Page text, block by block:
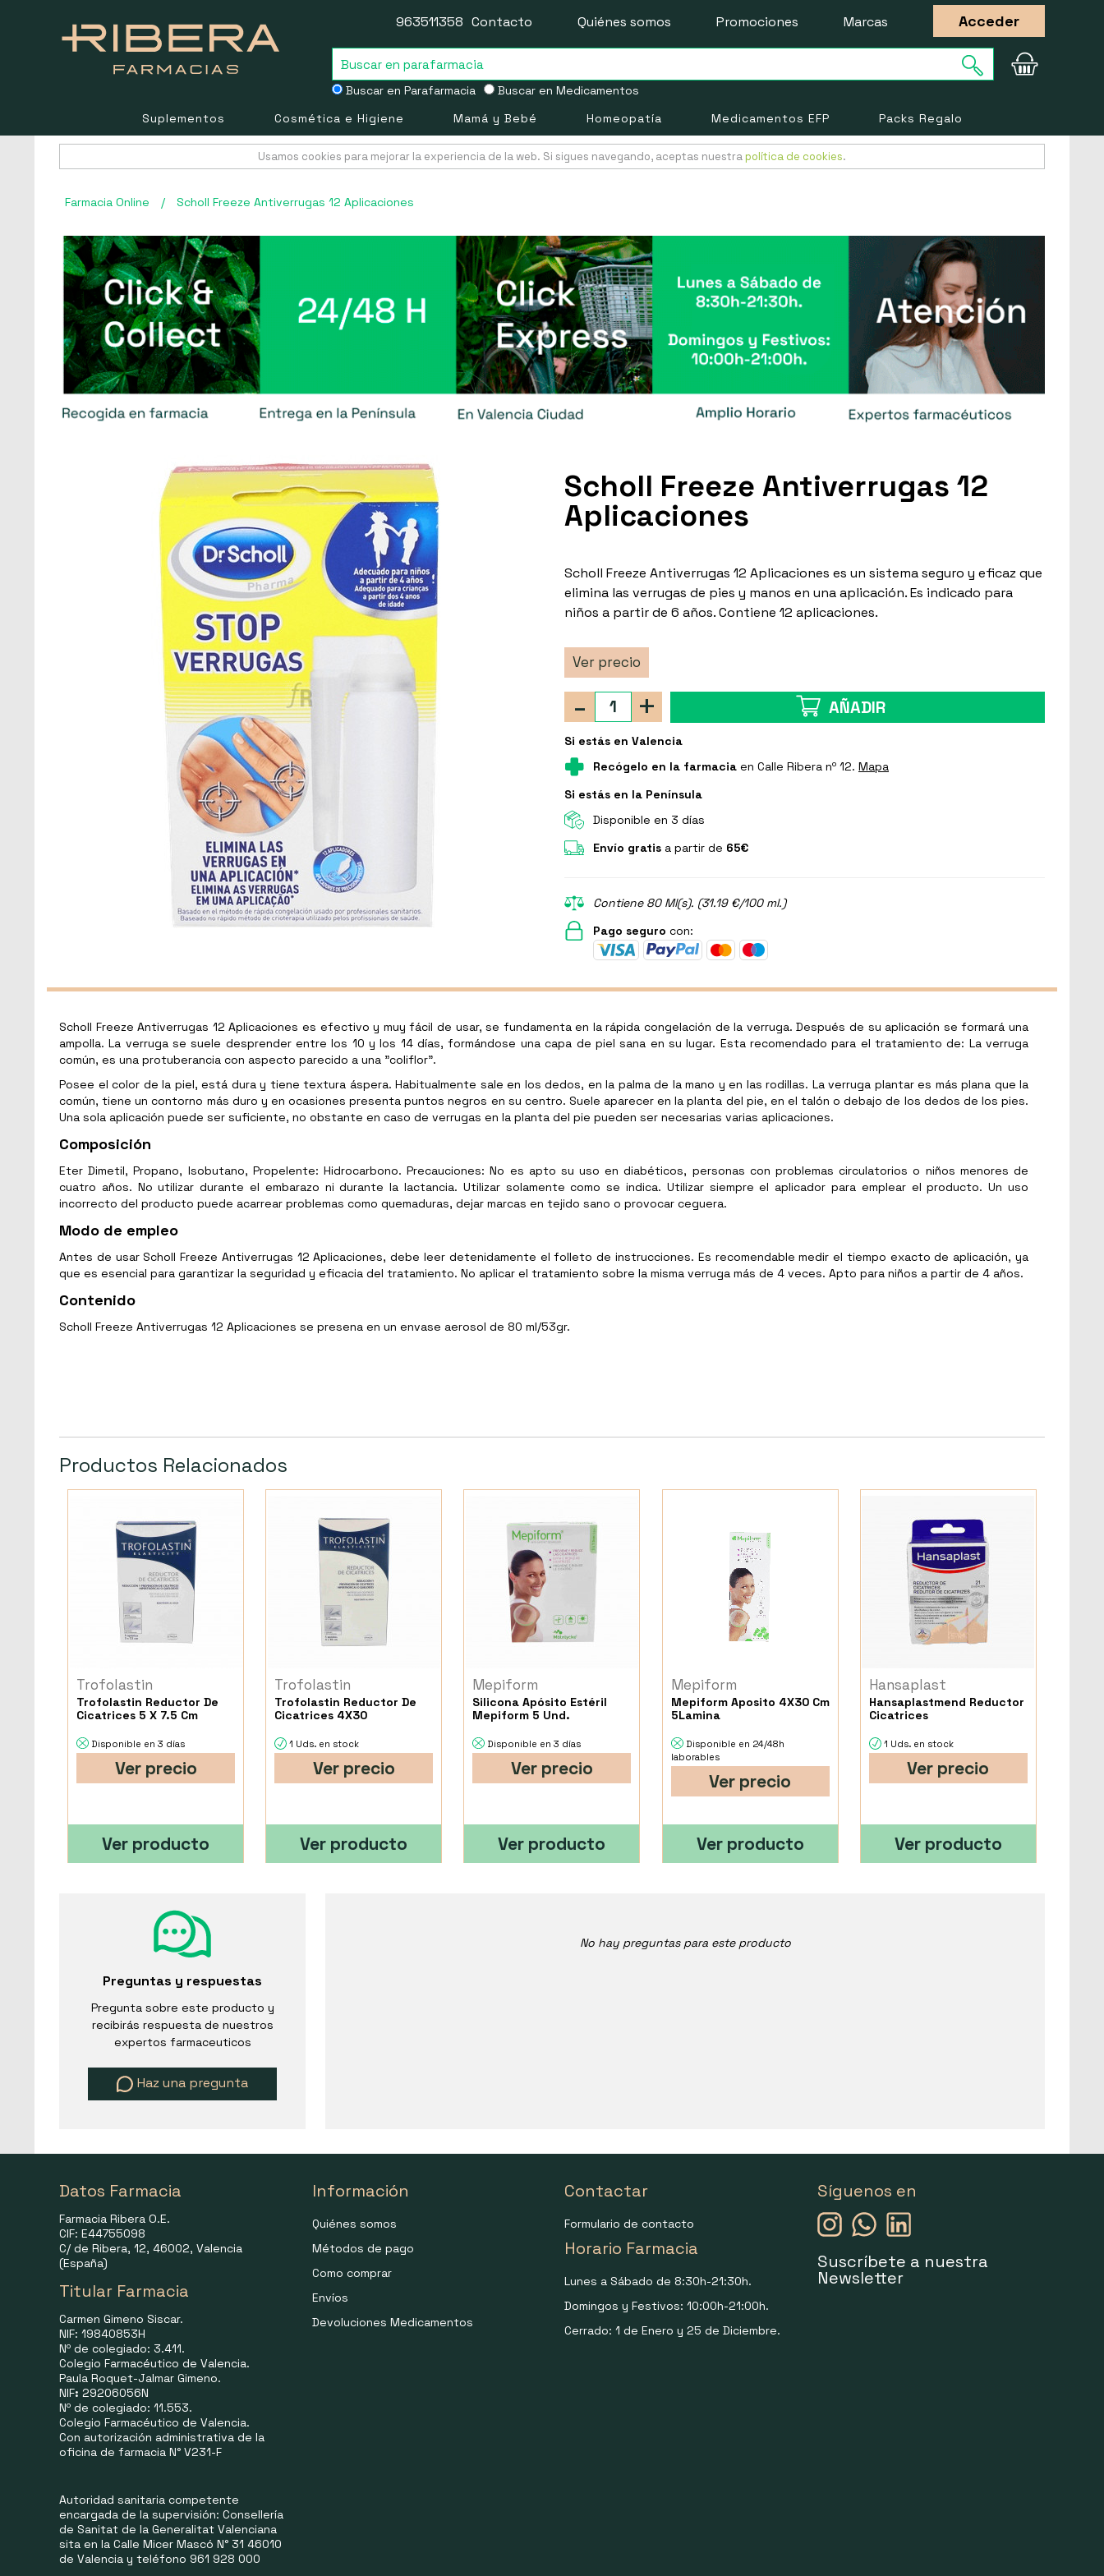
Buscar en Parafarmacia Buscar en Medicamentos
963511358 Contacto Quiénes somos Promociones Marcas Acceder
Suplementos Cosmética e Higiene Mamá y Bebé Homeopatía Medicamentos EFP Packs Regalo
Usamos cookies para mejorar la experiencia de la web. Si sigues navegando, aceptas nuestra política de cookies.
Farmacia Online / Scholl Freeze Antiverrugas 12 Aplicaciones
Scholl Freeze Antiverrugas 12
Aplicaciones
Scholl Freeze Antiverrugas 12 Aplicaciones es un sistema seguro y eficaz que
elimina las verrugas de pies y manos en una aplicación. Es indicado para
niños a partir de 6 años. Contiene 12 aplicaciones.
Ver precio
+
- AÑADIR
Si estás en Valencia
Recógelo en la farmacia en Calle Ribera nº 12. Mapa
Si estás en la Península
Disponible en 3 días
Envío gratis a partir de 65€
Contiene 80 Ml(s). (31.19 €/100 ml.)
Pago seguro con:
Scholl Freeze Antiverrugas 12 Aplicaciones es efectivo y muy fácil de usar, se fundamenta en la rápida congelación de la verruga. Después de su aplicación se formará una
ampolla. La verruga se suele desprender entre los 10 y los 14 días, formándose una capa de piel sana en su lugar. Esta recomendado para el tratamiento de: La verruga
común, es una protuberancia con aspecto parecido a una "coliflor".
Posee el color de la piel, está dura y tiene textura áspera. Habitualmente sale en los dedos, en la palma de la mano y en las rodillas. La verruga plantar es más plana que la
común, tiene un contorno más duro y en ocasiones presenta puntos negros en su centro. Suele aparecer en la planta del pie, en el talón o debajo de los dedos de los pies.
Una sola aplicación puede ser suficiente, no obstante en caso de verrugas en la planta del pie pueden ser necesarias varias aplicaciones.
Composición
Eter Dimetil, Propano, Isobutano, Propelente: Hidrocarbono. Precauciones: No es apto su uso en diabéticos, personas con problemas circulatorios o niños menores de
cuatro años. No utilizar durante el embarazo ni durante la lactancia. Utilizar solamente como se indica. Utilizar siempre el aplicador para emplear el producto. Un uso
incorrecto del producto puede acarrear problemas como quemaduras, dejar marcas en tejido sano o provocar ceguera.
Modo de empleo
Antes de usar Scholl Freeze Antiverrugas 12 Aplicaciones, debe leer detenidamente el folleto de instrucciones. Es recomendable medir el tiempo exacto de aplicación, ya
que es esencial para garantizar la seguridad y eficacia del tratamiento. No aplicar el tratamiento sobre la misma verruga más de 4 veces. Apto para niños a partir de 4 años.
Contenido
Scholl Freeze Antiverrugas 12 Aplicaciones se presena en un envase aerosol de 80 ml/53gr.
Productos Relacionados
Trofolastin
Trofolastin Reductor De
Cicatrices 5 X 7.5 Cm
Disponible en 3 días
Ver precio
Ver producto
Trofolastin
Trofolastin Reductor De
Cicatrices 4X30
1 Uds. en stock
Ver precio
Ver producto
Mepiform
Silicona Apósito Estéril
Mepiform 5 Und.
Disponible en 3 días
Ver precio
Ver producto
Mepiform
Mepiform Aposito 4X30 Cm
5Lamina
Disponible en 24/48h
laborables
Ver precio
Ver producto
Hansaplast
Hansaplastmend Reductor
Cicatrices
1 Uds. en stock
Ver precio
Ver producto
Preguntas y respuestas
Pregunta sobre este producto y
recibirás respuesta de nuestros
expertos farmaceuticos
Haz una pregunta
No hay preguntas para este producto
Datos Farmacia
Farmacia Ribera O.E.
CIF: E44755098
C/ de Ribera, 12, 46002, Valencia
(España)
Titular Farmacia
Carmen Gimeno Siscar.
NIF: 19840853H
Nº de colegiado: 3.411.
Colegio Farmacéutico de Valencia.
Paula Roquet-Jalmar Gimeno.
NIF: 29206056N
Nº de colegiado: 11.553.
Colegio Farmacéutico de Valencia.
Con autorización administrativa de la
oficina de farmacia N° V231-F
Autoridad sanitaria competente
encargada de la supervisión: Consellería
de Sanitat de la Generalitat Valenciana
sita en la Calle Micer Mascó N° 31 46010
de Valencia y teléfono 961 928 000
Información
Quiénes somos
Métodos de pago
Como comprar
Envíos
Devoluciones Medicamentos
Contactar
Formulario de contacto
Horario Farmacia
Lunes a Sábado de 8:30h-21:30h.
Domingos y Festivos: 10:00h-21:00h.
Cerrado: 1 de Enero y 25 de Diciembre.
Síguenos en
Suscríbete a nuestra
Newsletter